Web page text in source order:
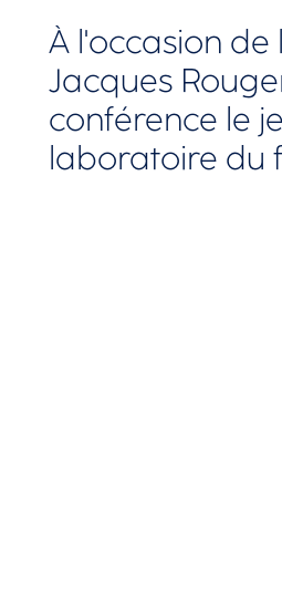
À l'occasion
Jacques
conférence le
laboratoire du